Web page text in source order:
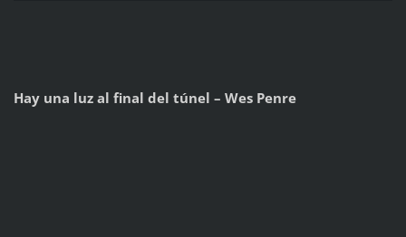
Hay una luz al final del túnel – Wes Penre